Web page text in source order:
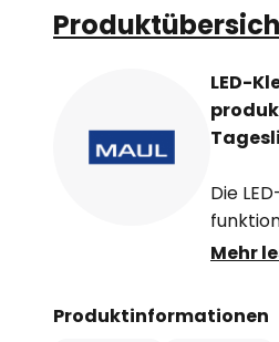
LED-
Die
Die
Mehr
Produktinformationen